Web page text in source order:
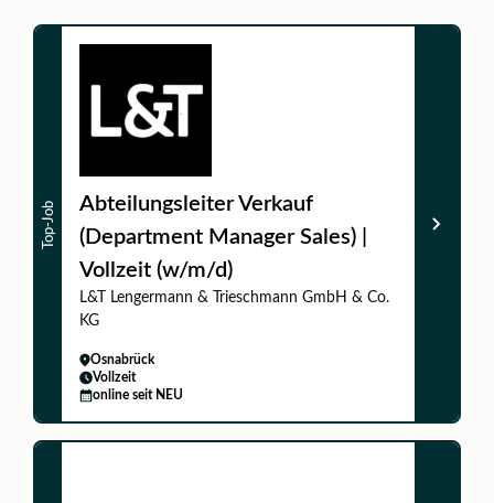
Top-Job
Abteilungsleiter Verkauf
(Department Manager Sales) |
Vollzeit (w/m/d)
L&T Lengermann & Trieschmann GmbH & Co.
KG
Osnabrück
Vollzeit
online seit NEU